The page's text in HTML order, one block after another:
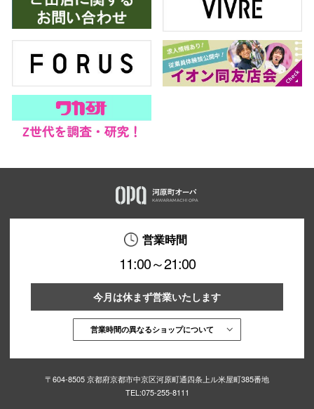
営業時間
11:00～21:00
今月は休まず営業いたします
営業時間の異なるショップについて
〒604-8505 京都府京都市中京区河原町通四条上ル米屋町385番地
TEL:075-255-8111